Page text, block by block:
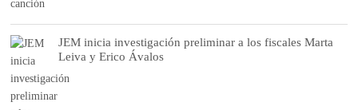
JEM inicia investigación preliminar a los fiscales Marta
Leiva y Erico Ávalos